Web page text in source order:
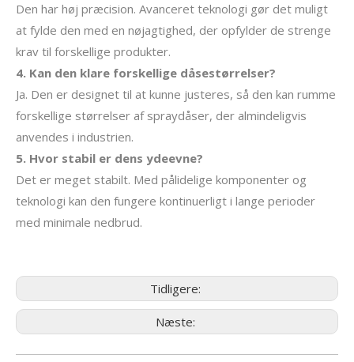
Den har høj præcision. Avanceret teknologi gør det muligt
at fylde den med en nøjagtighed, der opfylder de strenge
krav til forskellige produkter.
4. Kan den klare forskellige dåsestørrelser?
Ja. Den er designet til at kunne justeres, så den kan rumme
forskellige størrelser af spraydåser, der almindeligvis
anvendes i industrien.
5. Hvor stabil er dens ydeevne?
Det er meget stabilt. Med pålidelige komponenter og
teknologi kan den fungere kontinuerligt i lange perioder
med minimale nedbrud.
Tidligere:
Næste: